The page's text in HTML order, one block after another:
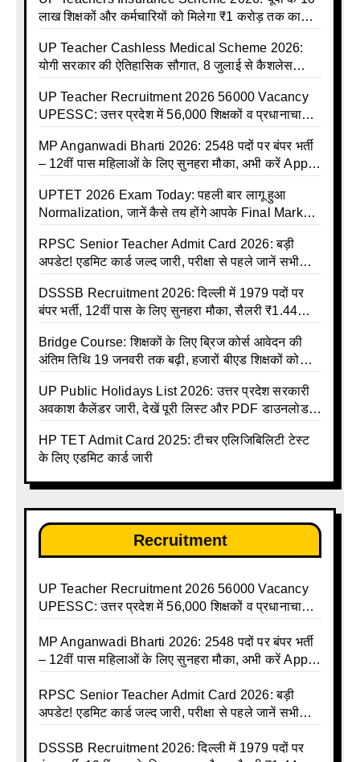
लाख शिक्षकों और कर्मचारियों को मिलेगा ₹1 करोड़ तक का
UP Teacher Cashless Medical Scheme 2026:
योगी सरकार की ऐतिहासिक सौगात, 8 जुलाई से कैशलेस
UP Teacher Recruitment 2026 56000 Vacancy
UPESSC: उत्तर प्रदेश में 56,000 शिक्षकों व प्रधानाचार्यों
MP Anganwadi Bharti 2026: 2548 पदों पर बंपर भर्ती
– 12वीं पास महिलाओं के लिए सुनहरा मौका, अभी करें Apply
UPTET 2026 Exam Today: पहली बार लागू हुआ
Normalization, जानें कैसे तय होंगे आपके Final Marks
RPSC Senior Teacher Admit Card 2026: बड़ी
अपडेट! एडमिट कार्ड जल्द जारी, परीक्षा से पहले जानें सभी
DSSSB Recruitment 2026: दिल्ली में 1979 पदों पर
बंपर भर्ती, 12वीं पास के लिए सुनहरा मौका, सैलरी ₹1.44
Bridge Course: शिक्षकों के लिए ब्रिज कोर्स आवेदन की
अंतिम तिथि 19 जनवरी तक बढ़ी, हजारों बीएड शिक्षकों को
UP Public Holidays List 2026: उत्तर प्रदेश सरकारी
अवकाश कैलेंडर जारी, देखें पूरी लिस्ट और PDF डाउनलोड
talika | Sarkari Avkash Talika | Up Holidays List |
Holidays Calendar
HP TET Admit Card 2025: टीचर एलिजिबिलिटी टेस्ट
के लिए एडमिट कार्ड जारी
Recruitment
UP Teacher Recruitment 2026 56000 Vacancy
UPESSC: उत्तर प्रदेश में 56,000 शिक्षकों व प्रधानाचार्यों
MP Anganwadi Bharti 2026: 2548 पदों पर बंपर भर्ती
– 12वीं पास महिलाओं के लिए सुनहरा मौका, अभी करें Apply
RPSC Senior Teacher Admit Card 2026: बड़ी
अपडेट! एडमिट कार्ड जल्द जारी, परीक्षा से पहले जानें सभी
DSSSB Recruitment 2026: दिल्ली में 1979 पदों पर